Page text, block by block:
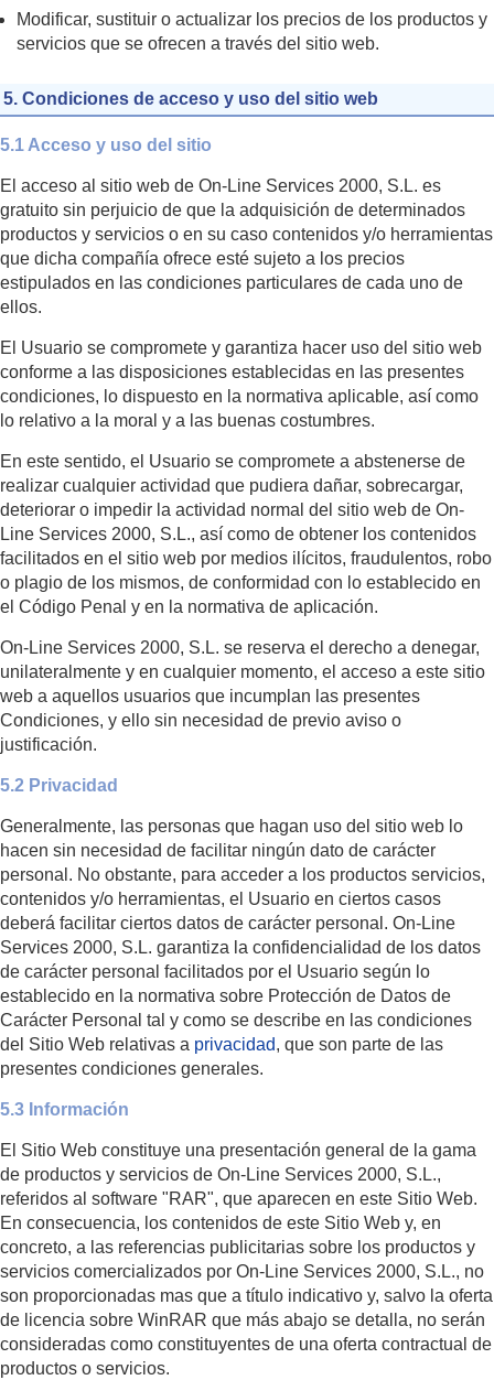
Modificar, sustituir o actualizar los precios de los productos y
servicios que se ofrecen a través del sitio web.
5. Condiciones de acceso y uso del sitio web
5.1 Acceso y uso del sitio
El acceso al sitio web de On-Line Services 2000, S.L. es
gratuito sin perjuicio de que la adquisición de determinados
productos y servicios o en su caso contenidos y/o herramientas
que dicha compañía ofrece esté sujeto a los precios
estipulados en las condiciones particulares de cada uno de
ellos.
El Usuario se compromete y garantiza hacer uso del sitio web
conforme a las disposiciones establecidas en las presentes
condiciones, lo dispuesto en la normativa aplicable, así como
lo relativo a la moral y a las buenas costumbres.
En este sentido, el Usuario se compromete a abstenerse de
realizar cualquier actividad que pudiera dañar, sobrecargar,
deteriorar o impedir la actividad normal del sitio web de On-
Line Services 2000, S.L., así como de obtener los contenidos
facilitados en el sitio web por medios ilícitos, fraudulentos, robo
o plagio de los mismos, de conformidad con lo establecido en
el Código Penal y en la normativa de aplicación.
On-Line Services 2000, S.L. se reserva el derecho a denegar,
unilateralmente y en cualquier momento, el acceso a este sitio
web a aquellos usuarios que incumplan las presentes
Condiciones, y ello sin necesidad de previo aviso o
justificación.
5.2 Privacidad
Generalmente, las personas que hagan uso del sitio web lo
hacen sin necesidad de facilitar ningún dato de carácter
personal. No obstante, para acceder a los productos servicios,
contenidos y/o herramientas, el Usuario en ciertos casos
deberá facilitar ciertos datos de carácter personal. On-Line
Services 2000, S.L. garantiza la confidencialidad de los datos
de carácter personal facilitados por el Usuario según lo
establecido en la normativa sobre Protección de Datos de
Carácter Personal tal y como se describe en las condiciones
del Sitio Web relativas a privacidad, que son parte de las
presentes condiciones generales.
5.3 Información
El Sitio Web constituye una presentación general de la gama
de productos y servicios de On-Line Services 2000, S.L.,
referidos al software "RAR", que aparecen en este Sitio Web.
En consecuencia, los contenidos de este Sitio Web y, en
concreto, a las referencias publicitarias sobre los productos y
servicios comercializados por On-Line Services 2000, S.L., no
son proporcionadas mas que a título indicativo y, salvo la oferta
de licencia sobre WinRAR que más abajo se detalla, no serán
consideradas como constituyentes de una oferta contractual de
productos o servicios.